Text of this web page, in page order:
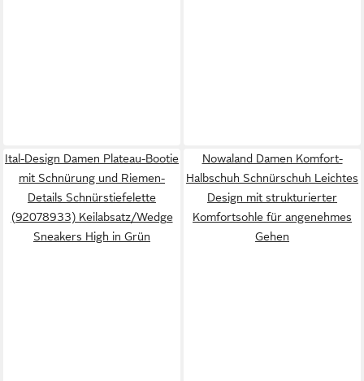
Ital-Design Damen Plateau-Bootie
mit Schnürung und Riemen-
Details Schnürstiefelette
(92078933) Keilabsatz/Wedge
Sneakers High in Grün
Nowaland Damen Komfort-
Halbschuh Schnürschuh Leichtes
Design mit strukturierter
Komfortsohle für angenehmes
Gehen